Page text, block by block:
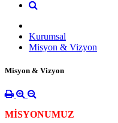
Kurumsal
Misyon & Vizyon
Misyon & Vizyon
MİSYONUMUZ